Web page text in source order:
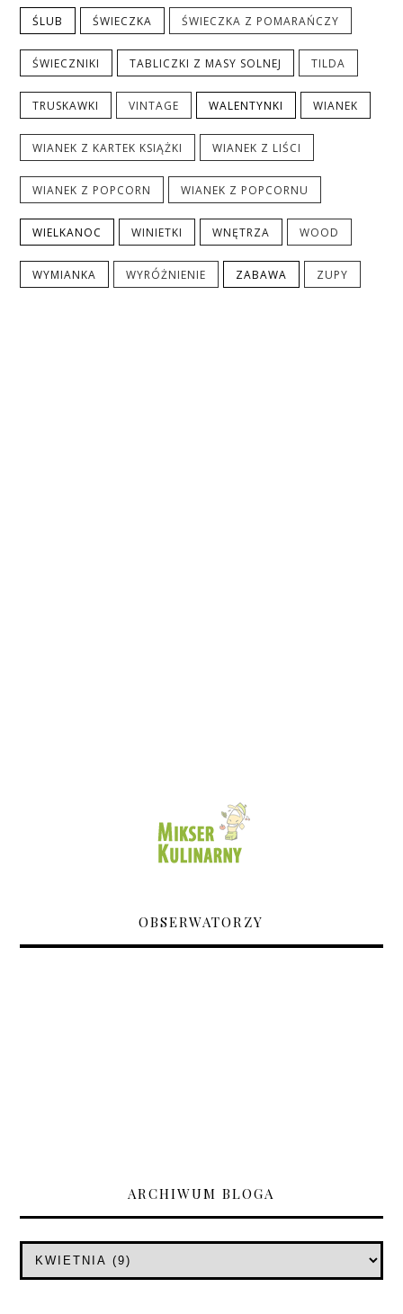
ŚLUB ŚWIECZKA ŚWIECZKA Z POMARAŃCZY
ŚWIECZNIKI TABLICZKI Z MASY SOLNEJ TILDA
TRUSKAWKI VINTAGE WALENTYNKI WIANEK
WIANEK Z KARTEK KSIĄŻKI WIANEK Z LIŚCI
WIANEK Z POPCORN WIANEK Z POPCORNU
WIELKANOC WINIETKI WNĘTRZA WOOD
WYMIANKA WYRÓŻNIENIE ZABAWA ZUPY
OBSERWATORZY
ARCHIWUM BLOGA